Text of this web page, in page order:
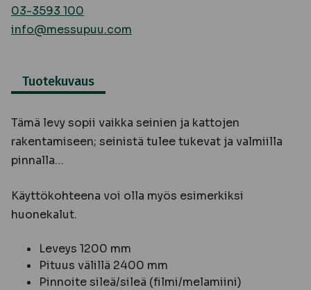
03-3593 100
info@messupuu.com
Tuotekuvaus
Tämä levy sopii vaikka seinien ja kattojen
rakentamiseen; seinistä tulee tukevat ja valmiilla
pinnalla…
Käyttökohteena voi olla myös esimerkiksi
huonekalut.
Leveys 1200 mm
Pituus välillä 2400 mm
Pinnoite sileä/sileä (filmi/melamiini)